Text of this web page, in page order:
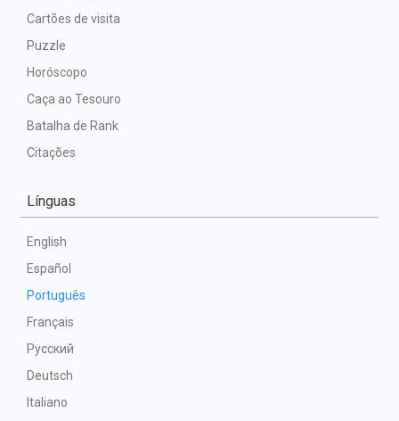
Cartões de visita
Puzzle
Horóscopo
Caça ao Tesouro
Batalha de Rank
Citações
Línguas
English
Español
Português
Français
Русский
Deutsch
Italiano